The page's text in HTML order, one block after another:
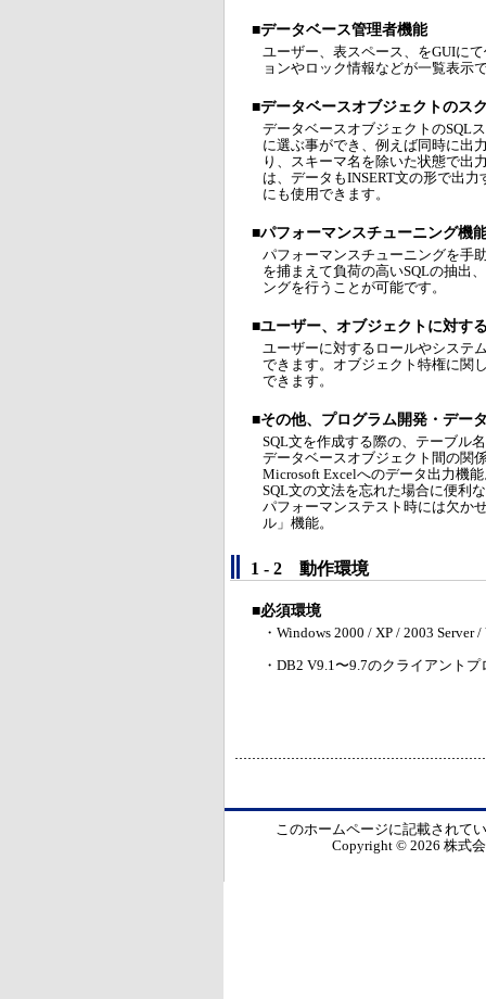
■データベース管理者機能
ユーザー、表スペース、をGUIに
ョンやロック情報などが一覧表示
■データベースオブジェクトのス
データベースオブジェクトのSQL
に選ぶ事ができ、例えば同時に出
り、スキーマ名を除いた状態で出
は、データもINSERT文の形で出
にも使用できます。
■パフォーマンスチューニング機
パフォーマンスチューニングを手
を捕まえて負荷の高いSQLの抽出
ングを行うことが可能です。
■ユーザー、オブジェクトに対す
ユーザーに対するロールやシステ
できます。オブジェクト特権に関
できます。
■その他、プログラム開発・デー
SQL文を作成する際の、テーブル
データベースオブジェクト間の関
Microsoft Excelへのデータ出力機
SQL文の文法を忘れた場合に便利
パフォーマンステスト時には欠か
ル」機能。
1 - 2 動作環境
■必須環境
・Windows 2000 / XP / 2003
・DB2 V9.1〜9.7のクライアント
このホームページに記載されて
Copyright © 2026 株式